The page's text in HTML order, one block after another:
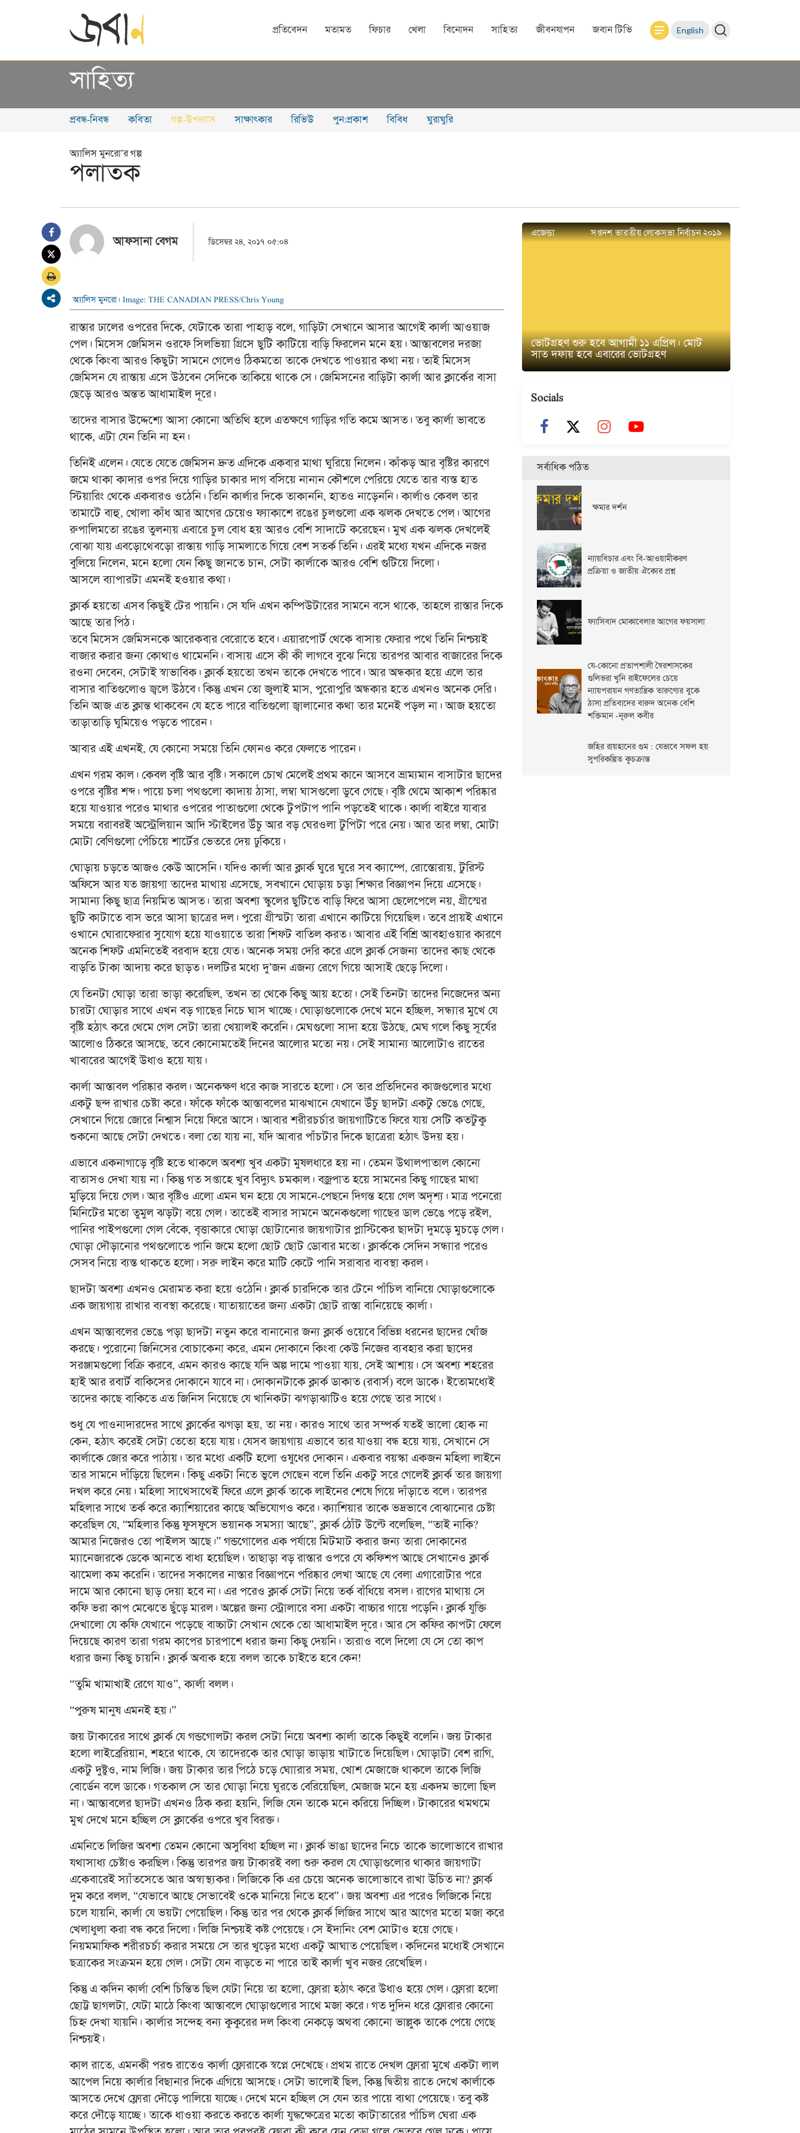
প্রতিবেদন মতামত ফিচার খেলা বিনোদন সাহিত্য জীবনযাপন জবান টিভি English
সাহিত্য
প্রবন্ধ-নিবন্ধ কবিতা গল্প-উপন্যাস সাক্ষাৎকার রিভিউ পুন:প্রকাশ বিবিধ ঘুরাঘুরি
অ্যালিস মুনরো’র গল্প
পলাতক
আফসানা বেগম ডিসেম্বর ২৪, ২০১৭ ০৫:০৪
অ্যালিস মুনরো। Image: THE CANADIAN PRESS/Chris Young
রাস্তার ঢালের ওপরের দিকে, যেটাকে তারা পাহাড় বলে, গাড়িটা সেখানে আসার আগেই কার্লা আওয়াজ
পেল। মিসেস জেমিসন ওরফে সিলভিয়া গ্রিসে ছুটি কাটিয়ে বাড়ি ফিরলেন মনে হয়। আস্তাবলের দরজা
থেকে কিংবা আরও কিছুটা সামনে গেলেও ঠিকমতো তাকে দেখতে পাওয়ার কথা নয়। তাই মিসেস
জেমিসন যে রাস্তায় এসে উঠবেন সেদিকে তাকিয়ে থাকে সে। জেমিসনের বাড়িটা কার্লা আর ক্লার্কের বাসা
ছেড়ে আরও অন্তত আধামাইল দূরে।
তাদের বাসার উদ্দেশ্যে আসা কোনো অতিথি হলে এতক্ষণে গাড়ির গতি কমে আসত। তবু কার্লা ভাবতে
থাকে, এটা যেন তিনি না হন।
তিনিই এলেন। যেতে যেতে জেমিসন দ্রুত এদিকে একবার মাথা ঘুরিয়ে নিলেন। কাঁকড় আর বৃষ্টির কারণে
জমে থাকা কাদার ওপর দিয়ে গাড়ির চাকার দাগ বসিয়ে নানান কৌশলে পেরিয়ে যেতে তার ব্যস্ত হাত
স্টিয়ারিং থেকে একবারও ওঠেনি। তিনি কার্লার দিকে তাকাননি, হাতও নাড়েননি। কার্লাও কেবল তার
তামাটে বাহু, খোলা কাঁধ আর আগের চেয়েও ফ্যাকাশে রঙের চুলগুলো এক ঝলক দেখতে পেল। আগের
রুপালিমতো রঙের তুলনায় এবারে চুল বোধ হয় আরও বেশি সাদাটে করেছেন। মুখ এক ঝলক দেখলেই
বোঝা যায় এবড়োথেবড়ো রাস্তায় গাড়ি সামলাতে গিয়ে বেশ সতর্ক তিনি। এরই মধ্যে যখন এদিকে নজর
বুলিয়ে নিলেন, মনে হলো যেন কিছু জানতে চান, সেটা কার্লাকে আরও বেশি গুটিয়ে দিলো।
আসলে ব্যাপারটা এমনই হওয়ার কথা।
ক্লার্ক হয়তো এসব কিছুই টের পায়নি। সে যদি এখন কম্পিউটারের সামনে বসে থাকে, তাহলে রাস্তার দিকে
আছে তার পিঠ।
তবে মিসেস জেমিসনকে আরেকবার বেরোতে হবে। এয়ারপোর্ট থেকে বাসায় ফেরার পথে তিনি নিশ্চয়ই
বাজার করার জন্য কোথাও থামেননি। বাসায় এসে কী কী লাগবে বুঝে নিয়ে তারপর আবার বাজারের দিকে
রওনা দেবেন, সেটাই স্বাভাবিক। ক্লার্ক হয়তো তখন তাকে দেখতে পাবে। আর অন্ধকার হয়ে এলে তার
বাসার বাতিগুলোও জ্বলে উঠবে। কিন্তু এখন তো জুলাই মাস, পুরোপুরি অন্ধকার হতে এখনও অনেক দেরি।
তিনি আজ এত ক্লান্ত থাকবেন যে হতে পারে বাতিগুলো জ্বালানোর কথা তার মনেই পড়ল না। আজ হয়তো
তাড়াতাড়ি ঘুমিয়েও পড়তে পারেন।
আবার এই এখনই, যে কোনো সময়ে তিনি ফোনও করে ফেলতে পারেন।
এখন গরম কাল। কেবল বৃষ্টি আর বৃষ্টি। সকালে চোখ মেলেই প্রথম কানে আসবে ভ্রাম্যমান বাসাটার ছাদের
ওপরে বৃষ্টির শব্দ। পায়ে চলা পথগুলো কাদায় ঠাসা, লম্বা ঘাসগুলো ডুবে গেছে। বৃষ্টি থেমে আকাশ পরিষ্কার
হয়ে যাওয়ার পরেও মাথার ওপরের পাতাগুলো থেকে টুপটাপ পানি পড়তেই থাকে। কার্লা বাইরে যাবার
সময়ে বরাবরই অস্ট্রেলিয়ান আদি স্টাইলের উঁচু আর বড় ঘেরওলা টুপিটা পরে নেয়। আর তার লম্বা, মোটা
মোটা বেণিগুলো পেঁচিয়ে শার্টের ভেতরে দেয় ঢুকিয়ে।
ঘোড়ায় চড়তে আজও কেউ আসেনি। যদিও কার্লা আর ক্লার্ক ঘুরে ঘুরে সব ক্যাম্পে, রোস্তোরায়, টুরিস্ট
অফিসে আর যত জায়গা তাদের মাথায় এসেছে, সবখানে ঘোড়ায় চড়া শিক্ষার বিজ্ঞাপন দিয়ে এসেছে।
সামান্য কিছু ছাত্র নিয়মিত আসত। তারা অবশ্য স্কুলের ছুটিতে বাড়ি ফিরে আসা ছেলেপেলে নয়, গ্রীস্মের
ছুটি কাটাতে বাস ভরে আসা ছাত্রের দল। পুরো গ্রীস্মটা তারা এখানে কাটিয়ে গিয়েছিল। তবে প্রায়ই এখানে
ওখানে ঘোরাফেরার সুযোগ হয়ে যাওয়াতে তারা শিফট বাতিল করত। আবার এই বিশ্রি আবহাওয়ার কারণে
অনেক শিফট এমনিতেই বরবাদ হয়ে যেত। অনেক সময় দেরি করে এলে ক্লার্ক সেজন্য তাদের কাছ থেকে
বাড়তি টাকা আদায় করে ছাড়ত। দলটির মধ্যে দু’জন এজন্য রেগে গিয়ে আসাই ছেড়ে দিলো।
যে তিনটা ঘোড়া তারা ভাড়া করেছিল, তখন তা থেকে কিছু আয় হতো। সেই তিনটা তাদের নিজেদের অন্য
চারটা ঘোড়ার সাথে এখন বড় গাছের নিচে ঘাস খাচ্ছে। ঘোড়াগুলোকে দেখে মনে হচ্ছিল, সন্ধ্যার মুখে যে
বৃষ্টি হঠাৎ করে থেমে গেল সেটা তারা খেয়ালই করেনি। মেঘগুলো সাদা হয়ে উঠছে, মেঘ গলে কিছু সূর্যের
আলোও ঠিকরে আসছে, তবে কোনোমতেই দিনের আলোর মতো নয়। সেই সামান্য আলোটাও রাতের
খাবারের আগেই উধাও হয়ে যায়।
কার্লা আস্তাবল পরিষ্কার করল। অনেকক্ষণ ধরে কাজ সারতে হলো। সে তার প্রতিদিনের কাজগুলোর মধ্যে
একটু ছন্দ রাখার চেষ্টা করে। ফাঁকে ফাঁকে আস্তাবলের মাঝখানে যেখানে উঁচু ছাদটা একটু ভেঙে গেছে,
সেখানে গিয়ে জোরে নিশ্বাস নিয়ে ফিরে আসে। আবার শরীরচর্চার জায়গাটিতে ফিরে যায় সেটি কতটুকু
শুকনো আছে সেটা দেখতে। বলা তো যায় না, যদি আবার পাঁচটার দিকে ছাত্রেরা হঠাৎ উদয় হয়।
এভাবে একনাগাড়ে বৃষ্টি হতে থাকলে অবশ্য খুব একটা মুষলধারে হয় না। তেমন উথালপাতাল কোনো
বাতাসও দেখা যায় না। কিন্তু গত সপ্তাহে খুব বিদ্যুৎ চমকাল। বজ্রপাত হয়ে সামনের কিছু গাছের মাথা
মুড়িয়ে দিয়ে গেল। আর বৃষ্টিও এলো এমন ঘন হয়ে যে সামনে-পেছনে দিগন্ত হয়ে গেল অদৃশ্য। মাত্র পনেরো
মিনিটের মতো তুমুল ঝড়টা বয়ে গেল। তাতেই বাসার সামনে অনেকগুলো গাছের ডাল ভেঙে পড়ে রইল,
পানির পাইপগুলো গেল বেঁকে, বৃত্তাকারে ঘোড়া ছোটানোর জায়গাটার প্লাস্টিকের ছাদটা দুমড়ে মুচড়ে গেল।
ঘোড়া দৌড়ানোর পথগুলোতে পানি জমে হলো ছোট ছোট ডোবার মতো। ক্লার্ককে সেদিন সন্ধ্যার পরেও
সেসব নিয়ে ব্যস্ত থাকতে হলো। সরু লাইন করে মাটি কেটে পানি সরাবার ব্যবস্থা করল।
ছাদটা অবশ্য এখনও মেরামত করা হয়ে ওঠেনি। ক্লার্ক চারদিকে তার টেনে পাঁচিল বানিয়ে ঘোড়াগুলোকে
এক জায়গায় রাখার ব্যবস্থা করেছে। যাতায়াতের জন্য একটা ছোট রাস্তা বানিয়েছে কার্লা।
এখন আস্তাবলের ভেঙে পড়া ছাদটা নতুন করে বানানোর জন্য ক্লার্ক ওয়েবে বিভিন্ন ধরনের ছাদের খোঁজ
করছে। পুরোনো জিনিসের বোচাকেনা করে, এমন দোকানে কিংবা কেউ নিজের ব্যবহার করা ছাদের
সরঞ্জামগুলো বিক্রি করবে, এমন কারও কাছে যদি অল্প দামে পাওয়া যায়, সেই আশায়। সে অবশ্য শহরের
হাই আর রবার্ট বাকিসের দোকানে যাবে না। দোকানটাকে ক্লার্ক ডাকাত (রবার্স) বলে ডাকে। ইতোমধ্যেই
তাদের কাছে বাকিতে এত জিনিস নিয়েছে যে খানিকটা ঝগড়াঝাটিও হয়ে গেছে তার সাথে।
শুধু যে পাওনাদারদের সাথে ক্লার্কের ঝগড়া হয়, তা নয়। কারও সাথে তার সম্পর্ক যতই ভালো হোক না
কেন, হঠাৎ করেই সেটা তেতো হয়ে যায়। যেসব জায়গায় এভাবে তার যাওয়া বন্ধ হয়ে যায়, সেখানে সে
কার্লাকে জোর করে পাঠায়। তার মধ্যে একটি হলো ওষুধের দোকান। একবার বয়স্কা একজন মহিলা লাইনে
তার সামনে দাঁড়িয়ে ছিলেন। কিছু একটা নিতে ভুলে গেছেন বলে তিনি একটু সরে গেলেই ক্লার্ক তার জায়গা
দখল করে নেয়। মহিলা সাথেসাথেই ফিরে এলে ক্লার্ক তাকে লাইনের শেষে গিয়ে দাঁড়াতে বলে। তারপর
মহিলার সাথে তর্ক করে ক্যাশিয়ারের কাছে অভিযোগও করে। ক্যাশিয়ার তাকে ভদ্রভাবে বোঝানোর চেষ্টা
করেছিল যে, “মহিলার কিন্তু ফুসফুসে ভয়ানক সমস্যা আছে”, ক্লার্ক ঠোঁট উল্টে বলেছিল, “তাই নাকি?
আমার নিজেরও তো পাইলস আছে।” গন্ডগোলের এক পর্যায়ে মিটমাট করার জন্য তারা দোকানের
ম্যানেজারকে ডেকে আনতে বাধ্য হয়েছিল। তাছাড়া বড় রাস্তার ওপরে যে কফিশপ আছে সেখানেও ক্লার্ক
ঝামেলা কম করেনি। তাদের সকালের নাস্তার বিজ্ঞাপনে পরিষ্কার লেখা আছে যে বেলা এগারোটার পরে
দামে আর কোনো ছাড় দেয়া হবে না। এর পরেও ক্লার্ক সেটা নিয়ে তর্ক বাঁধিয়ে বসল। রাগের মাথায় সে
কফি ভরা কাপ মেঝেতে ছুঁড়ে মারল। অল্পের জন্য স্ট্রোলারে বসা একটা বাচ্চার গায়ে পড়েনি। ক্লার্ক যুক্তি
দেখালো যে কফি যেখানে পড়েছে বাচ্চাটা সেখান থেকে তো আধামাইল দূরে। আর সে কফির কাপটা ফেলে
দিয়েছে কারণ তারা গরম কাপের চারপাশে ধরার জন্য কিছু দেয়নি। তারাও বলে দিলো যে সে তো কাপ
ধরার জন্য কিছু চায়নি। ক্লার্ক অবাক হয়ে বলল তাকে চাইতে হবে কেন!
“তুমি খামাখাই রেগে যাও”, কার্লা বলল।
“পুরুষ মানুষ এমনই হয়।”
জয় টাকারের সাথে ক্লার্ক যে গন্ডগোলটা করল সেটা নিয়ে অবশ্য কার্লা তাকে কিছুই বলেনি। জয় টাকার
হলো লাইব্রেরিয়ান, শহরে থাকে, যে তাদেরকে তার ঘোড়া ভাড়ায় খাটাতে দিয়েছিল। ঘোড়াটা বেশ রাগি,
একটু দুষ্টুও, নাম লিজি। জয় টাকার তার পিঠে চড়ে ঘোারার সময়, খোশ মেজাজে থাকলে তাকে লিজি
বোর্ডেন বলে ডাকে। গতকাল সে তার ঘোড়া নিয়ে ঘুরতে বেরিয়েছিল, মেজাজ মনে হয় একদম ভালো ছিল
না। আস্তাবলের ছাদটা এখনও ঠিক করা হয়নি, লিজি যেন তাকে মনে করিয়ে দিচ্ছিল। টাকারের থমথমে
মুখ দেখে মনে হচ্ছিল সে ক্লার্কের ওপরে খুব বিরক্ত।
এমনিতে লিজির অবশ্য তেমন কোনো অসুবিধা হচ্ছিল না। ক্লার্ক ভাঙা ছাদের নিচে তাকে ভালোভাবে রাখার
যথাসাধ্য চেষ্টাও করছিল। কিন্তু তারপর জয় টাকারই বলা শুরু করল যে ঘোড়াগুলোর থাকার জায়গাটা
একেবারেই স্যাঁতসেতে আর অস্বাস্থ্যকর। লিজিকে কি এর চেয়ে অনেক ভালোভাবে রাখা উচিত না? ক্লার্ক
দুম করে বলল, “যেভাবে আছে সেভাবেই ওকে মানিয়ে নিতে হবে”। জয় অবশ্য এর পরেও লিজিকে নিয়ে
চলে যায়নি, কার্লা যে ভয়টা পেয়েছিল। কিন্তু তার পর থেকে ক্লার্ক লিজির সাথে আর আগের মতো মজা করে
খেলাধুলা করা বন্ধ করে দিলো। লিজি নিশ্চয়ই কষ্ট পেয়েছে। সে ইদানিং বেশ মোটাও হয়ে গেছে।
নিয়মমাফিক শরীরচর্চা করার সময়ে সে তার খুড়ের মধ্যে একটু আঘাত পেয়েছিল। কদিনের মধ্যেই সেখানে
ছত্রাকের সংক্রমন হয়ে গেল। সেটা যেন বাড়তে না পারে তাই কার্লা খুব নজর রেখেছিল।
কিন্তু এ কদিন কার্লা বেশি চিন্তিত ছিল যেটা নিয়ে তা হলো, ফ্লোরা হঠাৎ করে উধাও হয়ে গেল। ফ্লোরা হলো
ছোট্ট ছাগলটা, যেটা মাঠে কিংবা আস্তাবলে ঘোড়াগুলোর সাথে মজা করে। গত দুদিন ধরে ফ্লোরার কোনো
চিহ্ন দেখা যায়নি। কার্লার সন্দেহ বন্য কুকুরের দল কিংবা নেকড়ে অথবা কোনো ভাল্লুক তাকে পেয়ে গেছে
নিশ্চয়ই।
কাল রাতে, এমনকী পরশু রাতেও কার্লা ফ্লোরাকে স্বপ্নে দেখেছে। প্রথম রাতে দেখল ফ্লোরা মুখে একটা লাল
আপেল নিয়ে কার্লার বিছানার দিকে এগিয়ে আসছে। সেটা ভালোই ছিল, কিন্তু দ্বিতীয় রাতে দেখে কার্লাকে
আসতে দেখে ফ্লোরা দৌড়ে পালিয়ে যাচ্ছে। দেখে মনে হচ্ছিল সে যেন তার পায়ে ব্যথা পেয়েছে। তবু কষ্ট
করে দৌড়ে যাচ্ছে। তাকে ধাওয়া করতে করতে কার্লা যুদ্ধক্ষেত্রের মতো কাটাতারের পাঁচিল ঘেরা এক
এজেন্ডা সপ্তদশ ভারতীয় লোকসভা নির্বাচন ২০১৯
ভোটগ্রহণ শুরু হবে আগামী ১১ এপ্রিল। মোট
সাত দফায় হবে এবারের ভোটগ্রহণ
Socials
সর্বাধিক পঠিত
ক্ষমার দর্শন
ন্যায়বিচার এবং বি-আওয়ামীকরণ
প্রক্রিয়া ও জাতীয় ঐক্যের প্রশ্ন
ফ্যাসিবাদ মোকাবেলার আগের ফয়সালা
যে-কোনো প্রতাপশালী স্বৈরশাসকের
গুলিভরা খুনি রাইফেলের চেয়ে
ন্যায়পরায়ন গণতান্ত্রিক তারুণ্যের বুকে
ঠাসা প্রতিবাদের বারুদ অনেক বেশি
শক্তিমান -নূরুল কবীর
জহির রায়হানের গুম : যেভাবে সফল হয়
সুপরিকল্পিত কুচক্রান্ত